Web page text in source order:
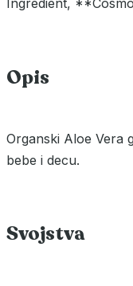
Opis
Organski Aloe Vera
bebe i decu.
Svojstva